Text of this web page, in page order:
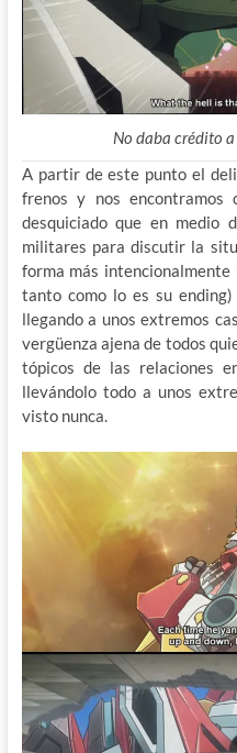
No daba crédito
A partir de este punto el
frenos y nos encontramos
desquiciado que en medio
militares para discutir la
forma más
tanto como lo es su
llegando a unos extremos
vergüenza ajena de todos
tópicos de las relaciones
llevándolo todo a unos
visto nunca.